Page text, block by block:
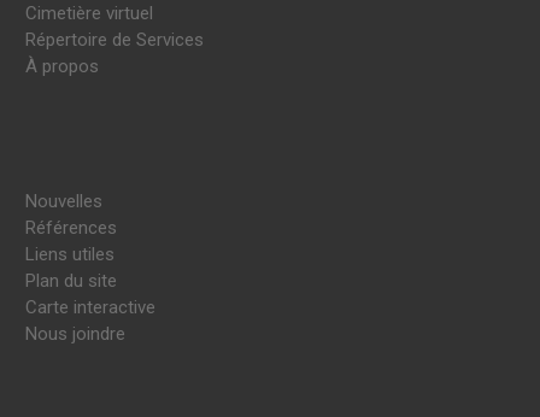
Cimetière virtuel
Répertoire de Services
À propos
Nouvelles
Références
Liens utiles
Plan du site
Carte interactive
Nous joindre